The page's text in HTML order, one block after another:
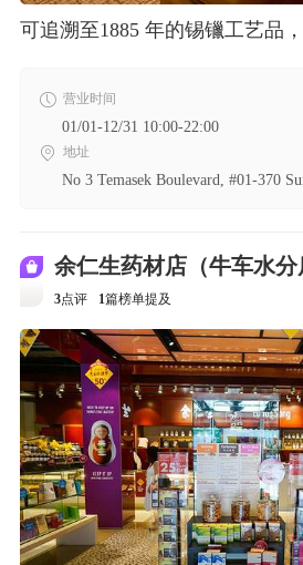
可追溯至1885 年的锡镴工艺品
营业时间
01/01-12/31 10:00-22:00
地址
No 3 Temasek Boulevard, #01-370
余仁生药材店（牛车水分
3点评 1篇榜单提及